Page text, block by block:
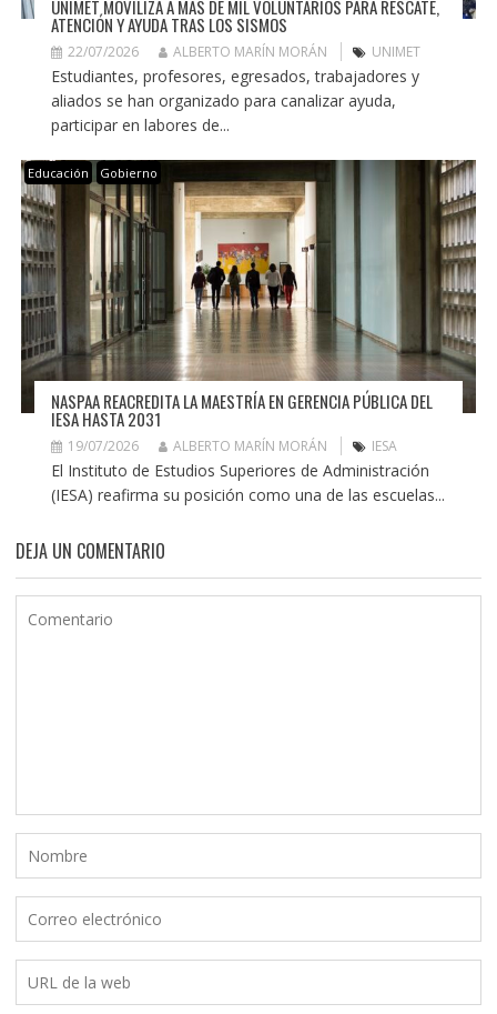
UNIMET MOVILIZA A MÁS DE MIL VOLUNTARIOS PARA RESCATE,
ATENCIÓN Y AYUDA TRAS LOS SISMOS
22/07/2026 ALBERTO MARÍN MORÁN UNIMET
Estudiantes, profesores, egresados, trabajadores y
aliados se han organizado para canalizar ayuda,
participar en labores de...
Educación Gobierno
NASPAA REACREDITA LA MAESTRÍA EN GERENCIA PÚBLICA DEL
IESA HASTA 2031
19/07/2026 ALBERTO MARÍN MORÁN IESA
El Instituto de Estudios Superiores de Administración
(IESA) reafirma su posición como una de las escuelas...
DEJA UN COMENTARIO